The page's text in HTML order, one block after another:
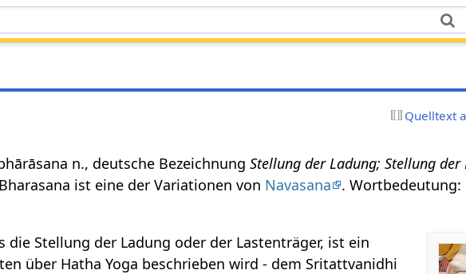
Quelltext
bhārāsana n., deutsche BezeichnungStellung der Ladung; Stellung der
ist eine der Variationen von Navasana . Wortbedeutung:
die Stellung der Ladung oder der Lastenträger, ist ein
über Hatha Yoga beschrieben wird - dem Sritattvanidhi